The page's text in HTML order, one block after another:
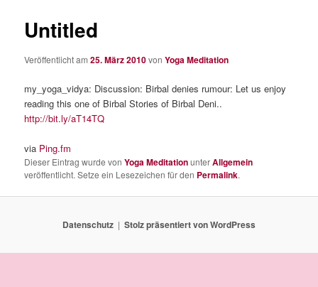
Untitled
Veröffentlicht am25. März 2010vonYoga Meditation
my_yoga_vidya: Discussion: Birbal denies rumour: Let us enjoy
reading this one of Birbal Stories of Birbal Deni..
http://bit.ly/aT14TQ
via Ping.fm
Dieser Eintrag wurde vonYoga MeditationunterAllgemein
veröffentlicht. Setze ein Lesezeichen für den Permalink.
Datenschutz Stolz präsentiert von WordPress